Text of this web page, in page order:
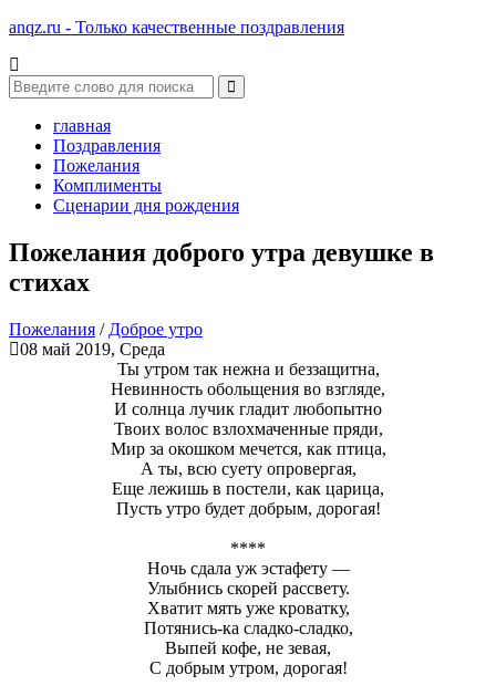
anqz.ru - Только качественные поздравления
главная
Поздравления
Пожелания
Комплименты
Сценарии дня рождения
Пожелания доброго утра девушке в
стихах
Пожелания / Доброе утро
08 май 2019, Среда
Ты утром так нежна и беззащитна,
Невинность обольщения во взгляде,
И солнца лучик гладит любопытно
Твоих волос взлохмаченные пряди,
Мир за окошком мечется, как птица,
А ты, всю суету опровергая,
Еще лежишь в постели, как царица,
Пусть утро будет добрым, дорогая!
****
Ночь сдала уж эстафету —
Улыбнись скорей рассвету.
Хватит мять уже кроватку,
Потянись-ка сладко-сладко,
Выпей кофе, не зевая,
С добрым утром, дорогая!